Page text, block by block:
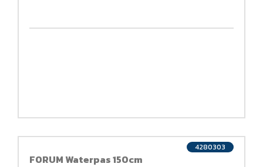
FORUM Waterpas 150cm
4280303